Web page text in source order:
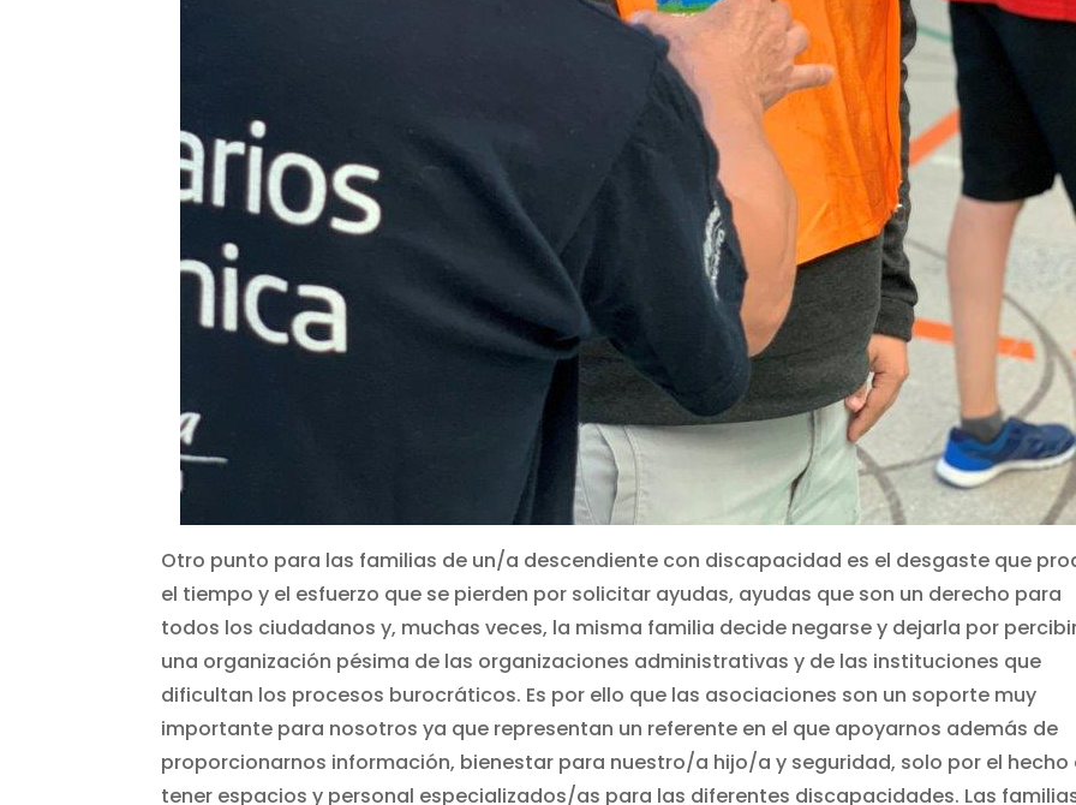
Otro punto para las familias de un/a descendiente con discapacidad es el desgaste que
el tiempo y el esfuerzo que se pierden por solicitar ayudas, ayudas que son un derecho para
todos los ciudadanos y, muchas veces, la misma familia decide negarse y dejarla por
una organización pésima de las organizaciones administrativas y de las instituciones que
dificultan los procesos burocráticos. Es por ello que las asociaciones son un soporte muy
importante para nosotros ya que representan un referente en el que apoyarnos además de
proporcionarnos información, bienestar para nuestro/a hijo/a y seguridad, solo por el hecho
tener espacios y personal especializados/as para las diferentes discapacidades. Las